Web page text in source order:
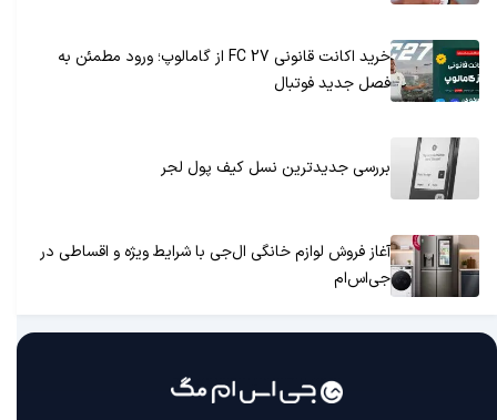
خرید اکانت قانونی FC 27 از گامالوپ؛ ورود مطمئن به
فصل جدید فوتبال
بررسی جدیدترین نسل کیف پول لجر
آغاز فروش لوازم خانگی ال‌جی با شرایط ویژه و اقساطی در
جی‌اس‌ام